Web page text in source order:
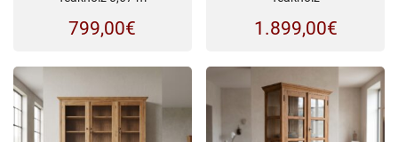
799,00€ 1.899,00€